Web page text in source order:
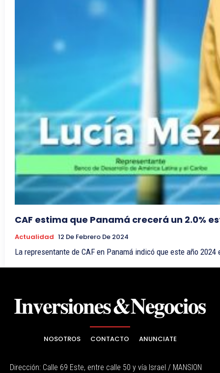
CAF estima que Panamá crecerá un 2.0%
Actualidad 12 De Febrero De 2024
La representante de CAF en Panamá indicó que este año
NOSOTROS CONTACTO ANUNCIATE
Dirección: Calle 69 Este, entre calle 50 y vía Israel / MANSION